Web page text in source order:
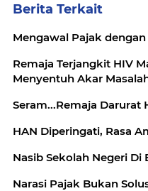
Berita Terkait
Mengawal Pajak
Remaja Terjangkit HIV
Menyentuh Akar
Seram...Remaja Darurat
HAN Diperingati, Rasa
Nasib Sekolah Negeri Di
Narasi Pajak Bukan